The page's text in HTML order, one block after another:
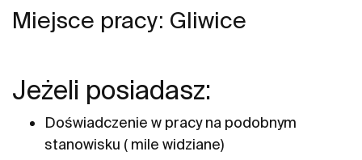
Miejsce pracy: Gliwice
Jeżeli posiadasz:
Doświadczenie w pracy na podobnym
stanowisku ( mile widziane)